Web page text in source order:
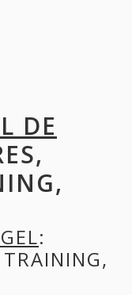
DE
: